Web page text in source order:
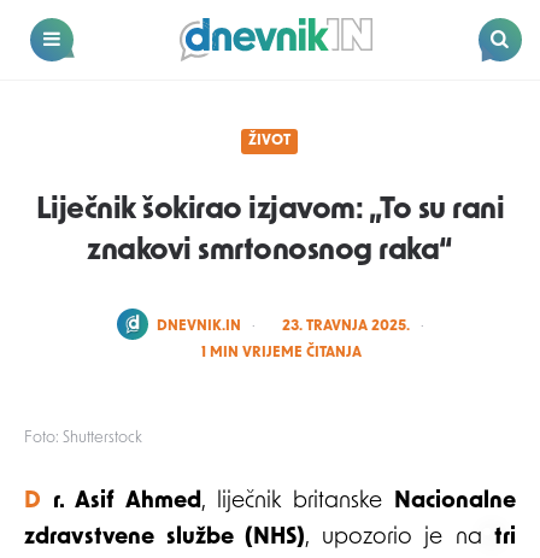
Dnevnik.in
Foto: Shutterstock
ŽIVOT
Liječnik šokirao izjavom: „To su rani
znakovi smrtonosnog raka“
POSTED
DNEVNIK.IN
23. TRAVNJA 2025.
1 MIN VRIJEME ČITANJA
Dr. Asif Ahmed, liječnik britanske Nacionalne
zdravstvene službe (NHS), upozorio je na tri